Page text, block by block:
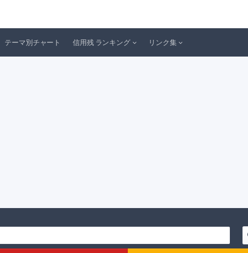
テーマ別チャート 信用残 ランキング リンク集